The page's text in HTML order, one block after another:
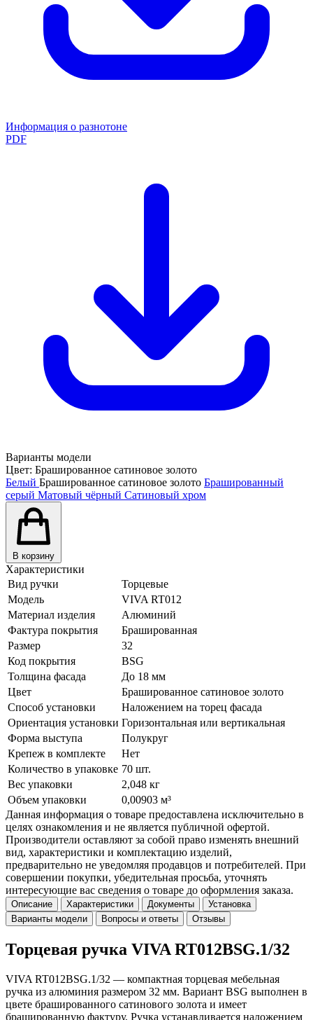
Информация о разнотоне
PDF
Варианты модели
Цвет: Брашированное сатиновое золото
Белый Брашированное сатиновое золото Брашированный
серый Матовый чёрный Сатиновый хром
В корзину
Характеристики
Вид ручки
Торцевые
Модель
VIVA RT012
Материал изделия
Алюминий
Фактура покрытия
Брашированная
Размер
32
Код покрытия
BSG
Толщина фасада
До 18 мм
Цвет
Брашированное сатиновое золото
Способ установки
Наложением на торец фасада
Ориентация установки Горизонтальная или вертикальная
Форма выступа
Полукруг
Крепеж в комплекте
Нет
Количество в упаковке 70 шт.
Вес упаковки
2,048 кг
Объем упаковки
0,00903 м³
Данная информация о товаре предоставлена исключительно в
целях ознакомления и не является публичной офертой.
Производители оставляют за собой право изменять внешний
вид, характеристики и комплектацию изделий,
предварительно не уведомляя продавцов и потребителей. При
совершении покупки, убедительная просьба, уточнять
интересующие вас сведения о товаре до оформления заказа.
Описание Характеристики Документы
Установка
Варианты модели
Вопросы и ответы Отзывы
Торцевая ручка VIVA RT012BSG.1/32
VIVA RT012BSG.1/32 — компактная торцевая мебельная
ручка из алюминия размером 32 мм. Вариант BSG выполнен в
цвете брашированного сатинового золота и имеет
брашированную фактуру. Ручка устанавливается наложением